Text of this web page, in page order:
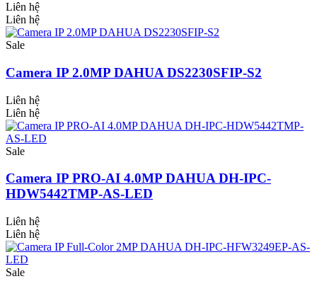
Liên hệ
Liên hệ
Sale
Camera IP 2.0MP DAHUA DS2230SFIP-S2
Liên hệ
Liên hệ
Sale
Camera IP PRO-AI 4.0MP DAHUA DH-IPC-
HDW5442TMP-AS-LED
Liên hệ
Liên hệ
Sale